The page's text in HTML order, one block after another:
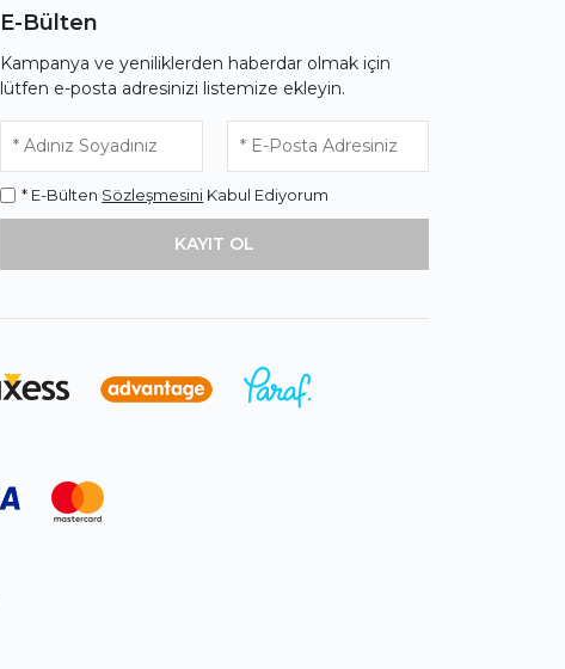
E-Bülten
Kampanya ve yeniliklerden haberdar olmak için
lütfen e-posta adresinizi listemize ekleyin.
* E-Bülten Sözleşmesini Kabul Ediyorum